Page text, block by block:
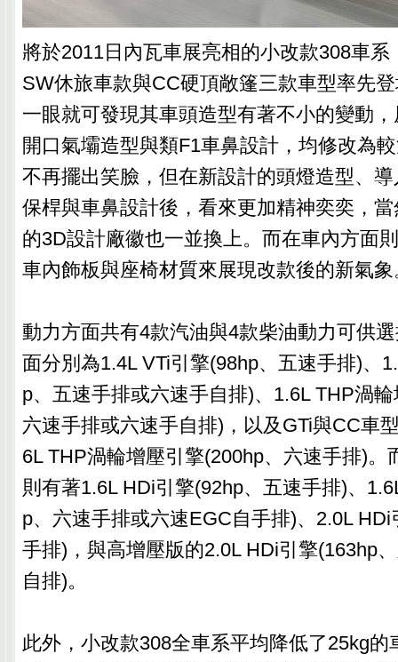
將於2011日內瓦車展亮相的小改款308車
SW休旅車款與CC硬頂敞篷三款車型率先
一眼就可發現其車頭造型有著不小的變動
開口氣壩造型與類F1車鼻設計，均修改為
不再擺出笑臉，但在新設計的頭燈造型、
保桿與車鼻設計後，看來更加精神奕奕，
的3D設計廠徽也一並換上。而在車內方面
車內飾板與座椅材質來展現改款後的新氣象
動力方面共有4款汽油與4款柴油動力可供
面分別為1.4L VTi引擎(98hp、五速手排)、
p、五速手排或六速手自排)、1.6L THP渦
六速手排或六速手自排)，以及GTi與CC車
6L THP渦輪增壓引擎(200hp、六速手排)。
則有著1.6L HDi引擎(92hp、五速手排)、
p、六速手排或六速EGC自手排)、2.0L
手排)，與高增壓版的2.0L HDi引擎(163hp
自排)。
此外，小改款308全車系平均降低了25kg的